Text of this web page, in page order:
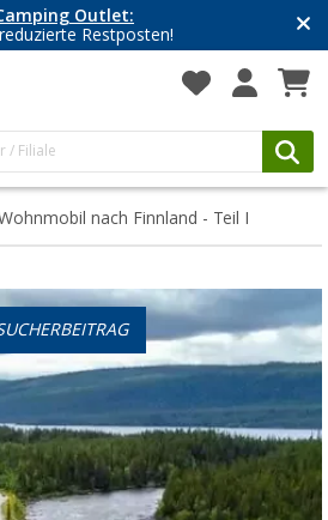
Outlet:
Restposten!
nach Finnland - Teil I